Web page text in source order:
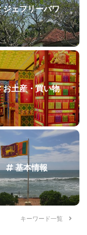
ジェフリーバワ
お土産・買い物
基本情報
キーワード一覧